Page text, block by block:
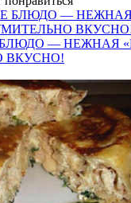
— НЕЖНАЯ
ВКУСНО!